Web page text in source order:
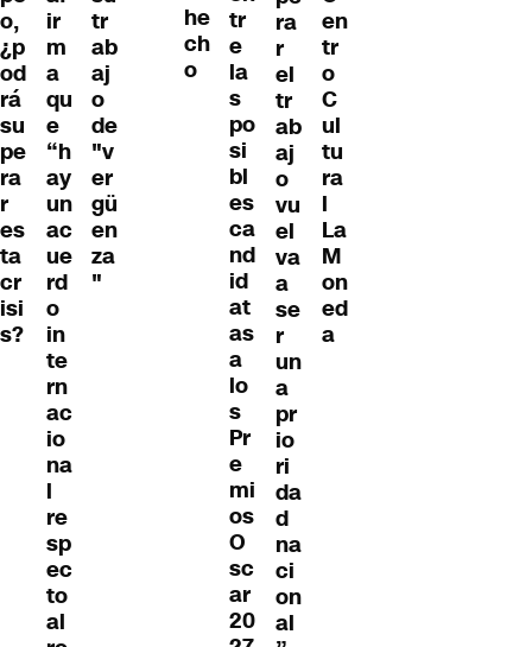
o,
¿p
od
rá
su
pe
ra
r
es
ta
cr
isi
s?
ir
m
a
qu
e
“h
ay
un
ac
ue
rd
o
in
te
rn
ac
io
na
l
re
sp
ec
to
al
tr
ab
aj
o
de
"v
er
gü
en
za
"
he
ch
o
tr
e
la
s
po
si
bl
es
ca
nd
id
at
as
a
lo
s
Pr
e
mi
os
O
sc
ar
20
ra
r
el
tr
ab
aj
o
vu
el
va
a
se
r
un
a
pr
io
ri
da
d
na
ci
on
al
en
tr
o
C
ul
tu
ra
l
La
M
on
ed
a